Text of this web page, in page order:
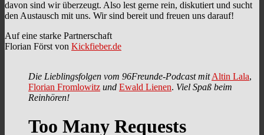
davon sind wir überzeugt. Also lest gerne rein, diskutiert und sucht
den Austausch mit uns. Wir sind bereit und freuen uns darauf!
Auf eine starke Partnerschaft
Florian Först von Kickfieber.de
Die Lieblingsfolgen vom 96Freunde-Podcast mit Altin Lala,
Florian Fromlowitz und Ewald Lienen. Viel Spaß beim
Reinhören!